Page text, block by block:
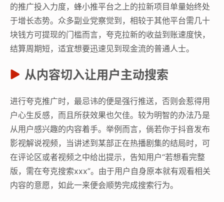
的推广投入力度，蜂小推平台之上的拉新项目单量始终处
于增长态势。众多副业党察觉到，相较于其他平台需几十
块钱方可提现的门槛而言，夸克拉新的收益到账速度快，
结算周期短，适宜想要迅速见到现金流的普通人士。
从内容切入让用户主动搜索
进行夸克推广时，最忌讳的便是强行推送，否则会惹得用
户心生反感，而且所获效果也欠佳。较为明智的办法乃是
从用户感兴趣的内容着手。举例而言，倘若你于抖音发布
影视解说视频，当讲述到某部正在热播剧集的结局时，可
在评论区或者视频之中给出提示，告知用户“若想看完整
版，需在夸克搜索xxx”。由于用户自身原本就有观看相关
内容的意愿，如此一来便会顺势完成搜索行为。